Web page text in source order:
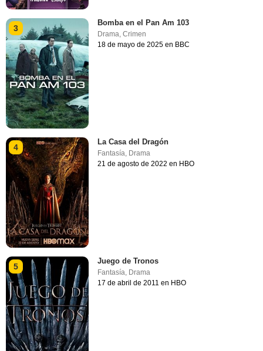
3
Bomba en el Pan Am 103
Drama ,Crimen
18 de mayo de 2025 en BBC
4
La Casa del Dragón
Fantasía, Drama
21 de agosto de 2022 en HBO
5
Juego de Tronos
Fantasía, Drama
17 de abril de 2011 en HBO